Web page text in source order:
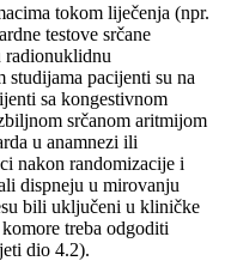
tokom liječenja (npr.
testove srčane
pacijenti su na
sa kongestivnom
srčanom aritmijom
u anamnezi ili
nakon randomizacije i
dispneju u mirovanju
bili uključeni u kliničke
treba odgoditi
dio 4.2).